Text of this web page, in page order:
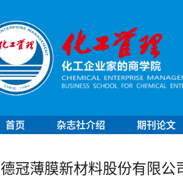
首页 杂志社介绍 期刊论文
冠薄膜新材料股份有限公